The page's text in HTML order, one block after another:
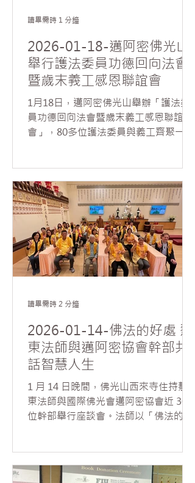
他指出，星雲大師所談的判斷力，並非
倉促下結論或對人事貼上標籤，而是一
種建立在冷靜觀察、理性分析與客觀思
維基礎上的智慧抉擇。透過正確的判
斷，能減少誤解與偏執，使決策更契合
現實因緣，進而化解人我衝突。 在討論
環節中，話題延伸至佛教「無我」思想
的理解與實踐。17歲高中生 Sam 從概
認為，「我」多指人們的主觀與感性判
斷，包括對五欲、自我價值及個人偏見
的執著；「無我」則是一種趨向客觀、
理性與覺察的觀察方式。 Sa
2026-01-18-邁阿密佛光山
舉行護法委員功德回向法會
暨歲末義工感恩聯誼會
1月18日，邁阿密佛光山舉辦「護法委
員功德回向法會暨歲末義工感恩聯誼
會」，80多位護法委員與義工齊聚一
得此難得因緣虔誠禮拜諸佛，法會殊勝
溫馨，人人法喜充滿。 法會後，如元法
師開示護持道場、護持佛法與利益眾生
的深遠意義，並特別引用「只樹給孤獨
園」長者的典故，說明布施不僅是物質
的付出，更是成就因緣與功德的智慧實
踐。法師指出，佛光山道場是一個「萬
仰賴大眾共同發心護持而成就。 如元法
師進一步勉勵大眾發願不退，持續將佛
法弘揚至五大洲，讓人間佛教的光明普
照世界。 為感謝護法委員及義工長年來
護持道場、無私奉獻，常住特別準備新
年禮物與大眾結緣，並以豐盛的素食午
餐款待義工，包括精美點心、素湯與素
燒烤等，席間法喜交流，其樂融融，大
讀畢需時 1 分鐘
2026-01-14-佛法的好處 慧
東法師與邁阿密協會幹部共
話智慧人生
1 月 14 日晚間，佛光山西來寺住持慧
東法師與國際佛光會邁阿密協會近 30
位幹部舉行座談會。法師以「佛法的好
多源於內心的執著，唯有透過自省與修
讀畢需時 2 分鐘